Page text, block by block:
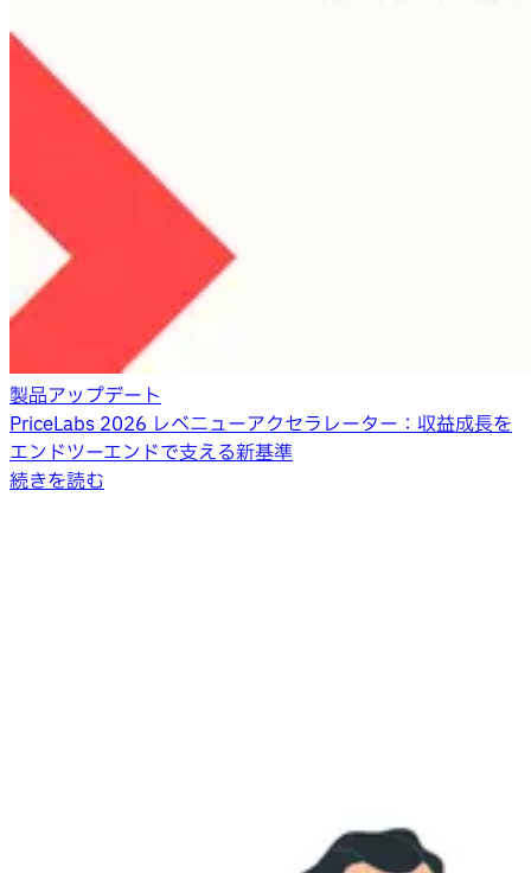
製品アップデート
PriceLabs 2026 レベニューアクセラレーター：収益成長を
エンドツーエンドで支える新基準
続きを読む